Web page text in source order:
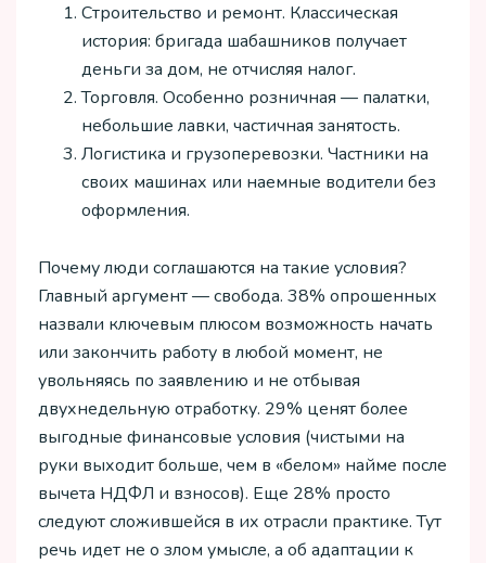
Строительство и ремонт. Классическая
история: бригада шабашников получает
деньги за дом, не отчисляя налог.
Торговля. Особенно розничная — палатки,
небольшие лавки, частичная занятость.
Логистика и грузоперевозки. Частники на
своих машинах или наемные водители без
оформления.
Почему люди соглашаются на такие условия?
Главный аргумент — свобода. 38% опрошенных
назвали ключевым плюсом возможность начать
или закончить работу в любой момент, не
увольняясь по заявлению и не отбывая
двухнедельную отработку. 29% ценят более
выгодные финансовые условия (чистыми на
руки выходит больше, чем в «белом» найме после
вычета НДФЛ и взносов). Еще 28% просто
следуют сложившейся в их отрасли практике. Тут
речь идет не о злом умысле, а об адаптации к